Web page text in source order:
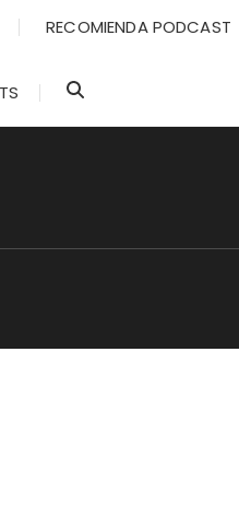
RECOMIENDA PODCAST